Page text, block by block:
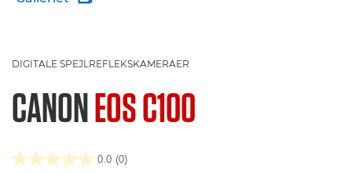
DIGITALE SPEJLREFLEKSKAMERAER
CANONEOS C100
0.0 (0)